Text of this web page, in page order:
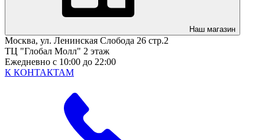
Наш магазин
Москва, ул. Ленинская Слобода 26 стр.2
ТЦ "Глобал Молл" 2 этаж
Ежедневно с 10:00 до 22:00
К КОНТАКТАМ